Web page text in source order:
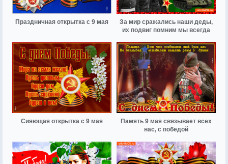
Праздничная открытка с 9 мая
За мир сражались наши деды,
их подвиг помним мы всегда
Сияющая открытка с 9 мая
Память 9 мая связывает всех
нас, с победой